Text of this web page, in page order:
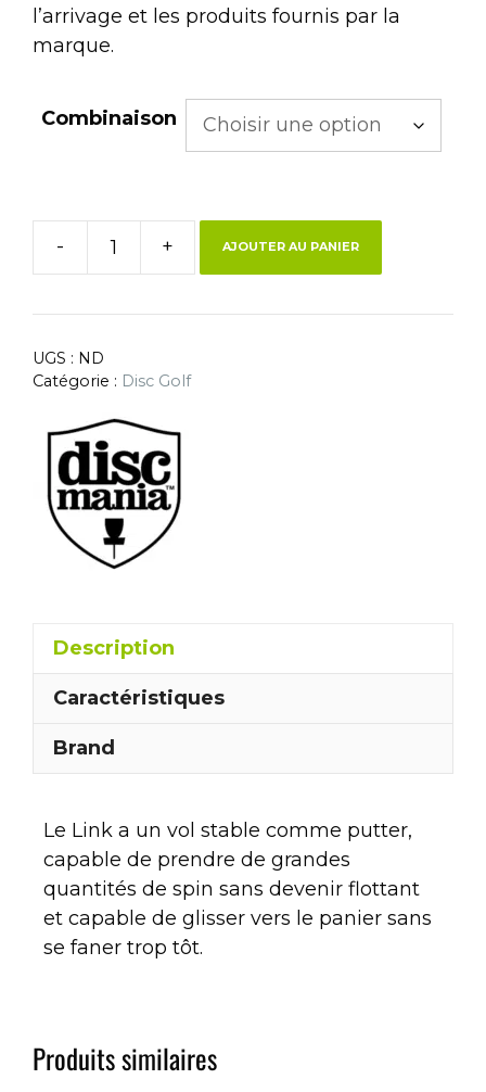
l’arrivage et les produits fournis par la
marque.
Combinaison
- + AJOUTER AU PANIER
UGS : ND
Catégorie : Disc Golf
Description
Caractéristiques
Brand
Le Link a un vol stable comme putter,
capable de prendre de grandes
quantités de spin sans devenir flottant
et capable de glisser vers le panier sans
se faner trop tôt.
Produits similaires